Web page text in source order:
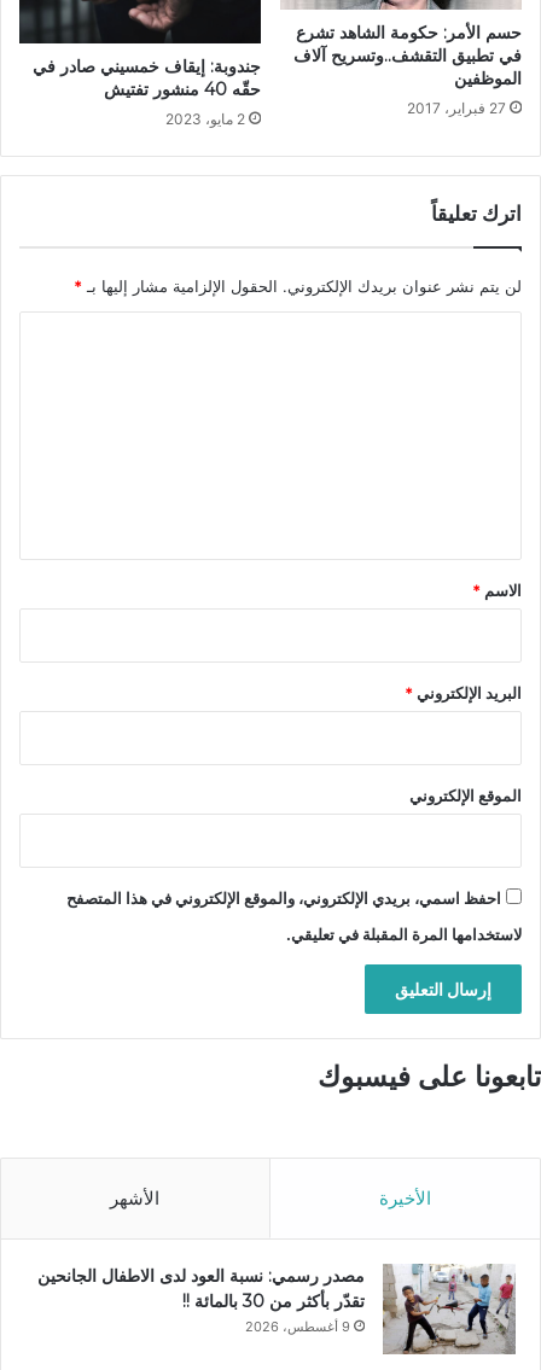
حسم الأمر: حكومة الشاهد تشرع
في تطبيق التقشف..وتسريح آلاف
الموظفين
27 فبراير، 2017
جندوبة: إيقاف خمسيني صادر في
حقّه 40 منشور تفتيش
2 مايو، 2023
اترك تعليقاً
لن يتم نشر عنوان بريدك الإلكتروني. الحقول الإلزامية مشار إليها بـ *
*
الاسم *
البريد الإلكتروني*
الموقع الإلكتروني
احفظ اسمي، بريدي الإلكتروني، والموقع الإلكتروني في هذا المتصفح
لاستخدامها المرة المقبلة في تعليقي.
تابعونا على فيسبوك
الأخيرة الأشهر
مصدر رسمي: نسبة العود لدى الاطفال الجانحين
تقدّر بأكثر من 30 بالمائة !!
9 أغسطس، 2026